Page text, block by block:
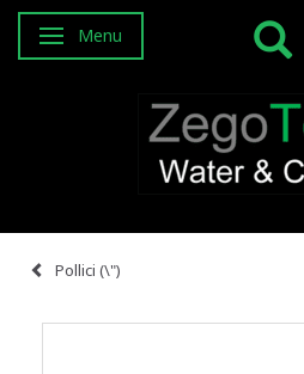
Attiva/disattiva navigazione
Menu
Pollici (\")